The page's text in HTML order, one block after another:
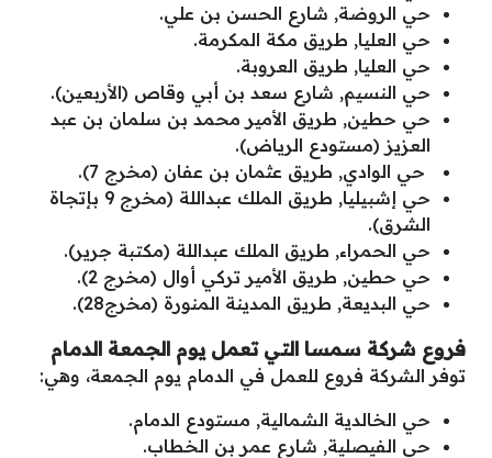
حي الروضة, شارع الحسن بن علي.
حي العليا, طريق مكة المكرمة.
حي العليا, طريق العروبة.
حي النسيم, شارع سعد بن أبي وقاص (الأربعين).
حي حطين, طريق الأمير محمد بن سلمان بن عبد
العزيز (مستودع الرياض).
حي الوادي, طريق عثمان بن عفان (مخرج 7).
حي إشبيليا, طريق الملك عبداللة (مخرج 9 بإتجاة
الشرق).
حي الحمراء, طريق الملك عبداللة (مكتبة جرير).
حي حطين, طريق الأمير تركي أوال (مخرج 2).
حي البديعة, طريق المدينة المنورة (مخرج28).
فروع شركة سمسا التي تعمل يوم الجمعة الدمام
توفر الشركة فروع للعمل في الدمام يوم الجمعة، وهي:
حي الخالدية الشمالية, مستودع الدمام.
حي الفيصلية, شارع عمر بن الخطاب.